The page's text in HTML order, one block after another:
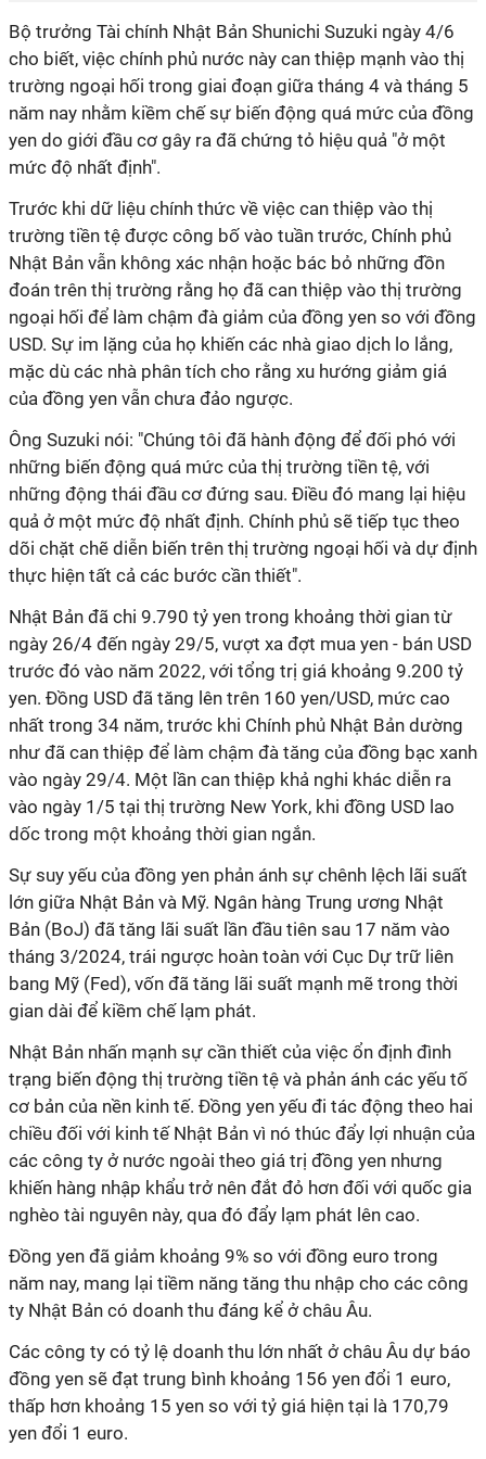
Bộ trưởng Tài chính Nhật Bản Shunichi Suzuki ngày 4/6
cho biết, việc chính phủ nước này can thiệp mạnh vào thị
trường ngoại hối trong giai đoạn giữa tháng 4 và tháng 5
năm nay nhằm kiềm chế sự biến động quá mức của đồng
yen do giới đầu cơ gây ra đã chứng tỏ hiệu quả "ở một
mức độ nhất định".
Trước khi dữ liệu chính thức về việc can thiệp vào thị
trường tiền tệ được công bố vào tuần trước, Chính phủ
Nhật Bản vẫn không xác nhận hoặc bác bỏ những đồn
đoán trên thị trường rằng họ đã can thiệp vào thị trường
ngoại hối để làm chậm đà giảm của đồng yen so với đồng
USD. Sự im lặng của họ khiến các nhà giao dịch lo lắng,
mặc dù các nhà phân tích cho rằng xu hướng giảm giá
của đồng yen vẫn chưa đảo ngược.
Ông Suzuki nói: "Chúng tôi đã hành động để đối phó với
những biến động quá mức của thị trường tiền tệ, với
những động thái đầu cơ đứng sau. Điều đó mang lại hiệu
quả ở một mức độ nhất định. Chính phủ sẽ tiếp tục theo
dõi chặt chẽ diễn biến trên thị trường ngoại hối và dự định
thực hiện tất cả các bước cần thiết".
Nhật Bản đã chi 9.790 tỷ yen trong khoảng thời gian từ
ngày 26/4 đến ngày 29/5, vượt xa đợt mua yen - bán USD
trước đó vào năm 2022, với tổng trị giá khoảng 9.200 tỷ
yen. Đồng USD đã tăng lên trên 160 yen/USD, mức cao
nhất trong 34 năm, trước khi Chính phủ Nhật Bản dường
như đã can thiệp để làm chậm đà tăng của đồng bạc xanh
vào ngày 29/4. Một lần can thiệp khả nghi khác diễn ra
vào ngày 1/5 tại thị trường New York, khi đồng USD lao
dốc trong một khoảng thời gian ngắn.
Sự suy yếu của đồng yen phản ánh sự chênh lệch lãi suất
lớn giữa Nhật Bản và Mỹ. Ngân hàng Trung ương Nhật
Bản (BoJ) đã tăng lãi suất lần đầu tiên sau 17 năm vào
tháng 3/2024, trái ngược hoàn toàn với Cục Dự trữ liên
bang Mỹ (Fed), vốn đã tăng lãi suất mạnh mẽ trong thời
gian dài để kiềm chế lạm phát.
Nhật Bản nhấn mạnh sự cần thiết của việc ổn định đình
trạng biến động thị trường tiền tệ và phản ánh các yếu tố
cơ bản của nền kinh tế. Đồng yen yếu đi tác động theo hai
chiều đối với kinh tế Nhật Bản vì nó thúc đẩy lợi nhuận của
các công ty ở nước ngoài theo giá trị đồng yen nhưng
khiến hàng nhập khẩu trở nên đắt đỏ hơn đối với quốc gia
nghèo tài nguyên này, qua đó đẩy lạm phát lên cao.
Đồng yen đã giảm khoảng 9% so với đồng euro trong
năm nay, mang lại tiềm năng tăng thu nhập cho các công
ty Nhật Bản có doanh thu đáng kể ở châu Âu.
Các công ty có tỷ lệ doanh thu lớn nhất ở châu Âu dự báo
đồng yen sẽ đạt trung bình khoảng 156 yen đổi 1 euro,
thấp hơn khoảng 15 yen so với tỷ giá hiện tại là 170,79
yen đổi 1 euro.